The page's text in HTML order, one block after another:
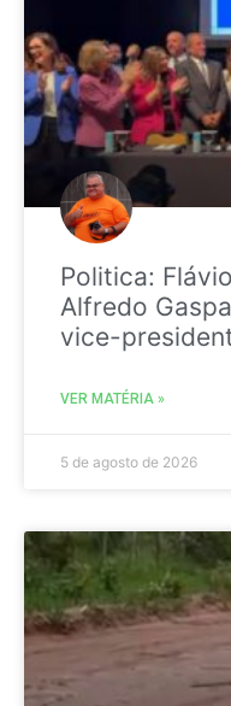
Politica:
Alfredo
vice-
VER MATÉRIA »
5 de agosto de 2026